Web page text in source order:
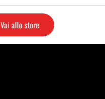
Vai allo store